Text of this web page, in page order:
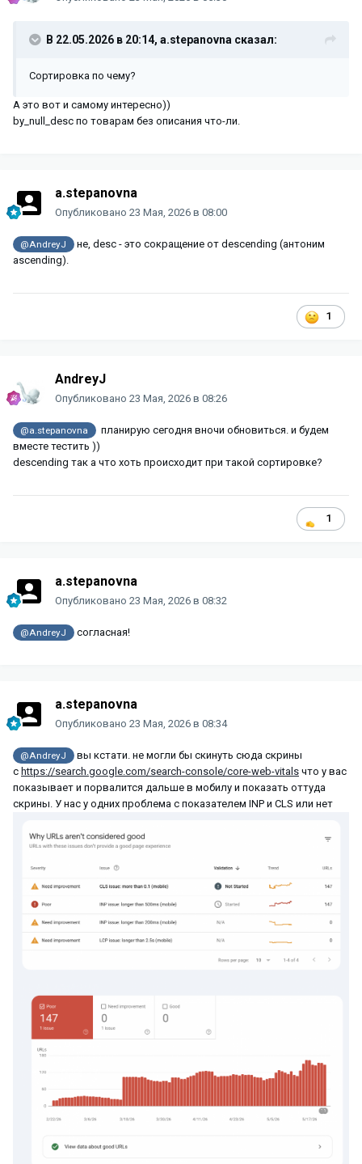
В 22.05.2026 в 20:14, a.stepanovna сказал:
Сортировка по чему?
А это вот и самому интересно))
by_null_desc по товарам без описания что-ли.
a.stepanovna
Опубликовано 23 Мая, 2026 в 08:00
@AndreyJ
не, desc - это сокращение от descending (антоним
ascending).
1
AndreyJ
Опубликовано 23 Мая, 2026 в 08:26
@a.stepanovna
планирую сегодня вночи обновиться. и будем
вместе тестить ))
descending так а что хоть происходит при такой сортировке?
1
a.stepanovna
Опубликовано 23 Мая, 2026 в 08:32
@AndreyJ согласная!
a.stepanovna
Опубликовано 23 Мая, 2026 в 08:34
@AndreyJ
вы кстати. не могли бы скинуть сюда скрины
с https://search.google.com/search-console/core-web-vitals что у вас
показывает и порвалится дальше в мобилу и показать оттуда
скрины. У нас у одних проблема с показателем INP и CLS или нет